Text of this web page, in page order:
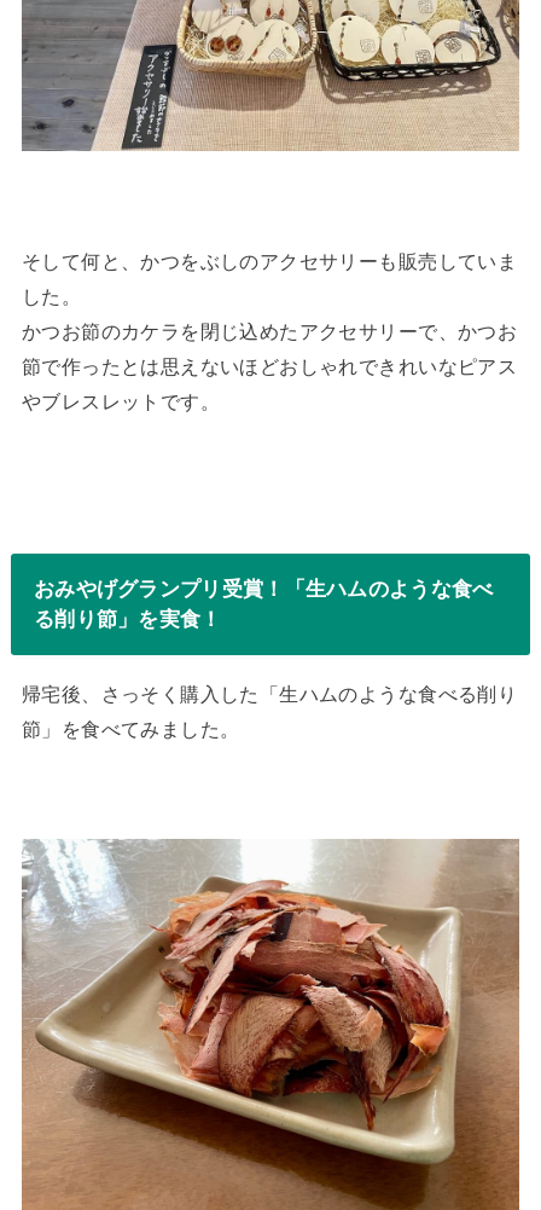
そして何と、かつをぶしのアクセサリーも販売していま
した。
かつお節のカケラを閉じ込めたアクセサリーで、かつお
節で作ったとは思えないほどおしゃれできれいなピアス
やブレスレットです。
おみやげグランプリ受賞！「生ハムのような食べ
る削り節」を実食！
帰宅後、さっそく購入した「生ハムのような食べる削り
節」を食べてみました。